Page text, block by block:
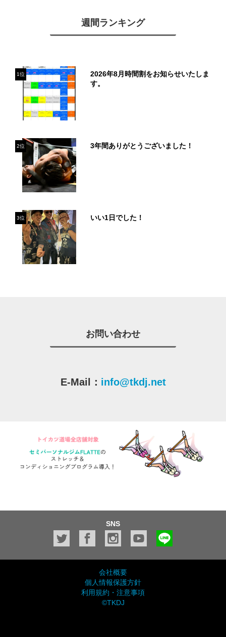
週間ランキング
1位
2026年8月時間割をお知らせいたしま
す。
2位 3年間ありがとうございました！
3位 いい1日でした！
お問い合わせ
E-Mail： info@tkdj.net
SNS
会社概要
個人情報保護方針
利用規約・注意事項
©TKDJ